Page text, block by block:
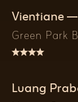
Vientiane
Green Park
Luang